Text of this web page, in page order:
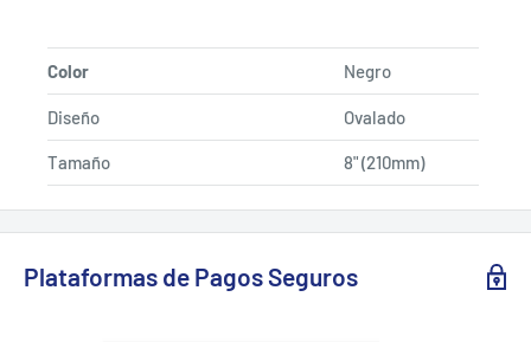
Color Negro
Diseño Ovalado
Tamaño 8" (210mm)
Plataformas de Pagos Seguros